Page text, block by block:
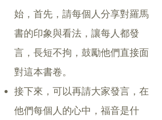
始，首先，請每個人分享對羅馬
書的印象與看法，讓每人都發
言，長短不拘，鼓勵他們直接面
對這本書卷。
接下來，可以再請大家發言，在
他們每個人的心中，福音是什